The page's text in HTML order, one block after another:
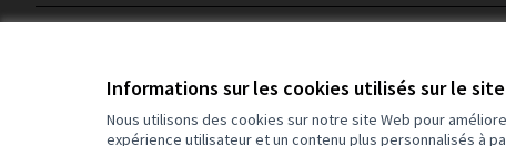
Informations sur les cookies utilisés sur le
Nous utilisons des cookies sur notre site Web pour
expérience utilisateur et un contenu plus personnalisés à